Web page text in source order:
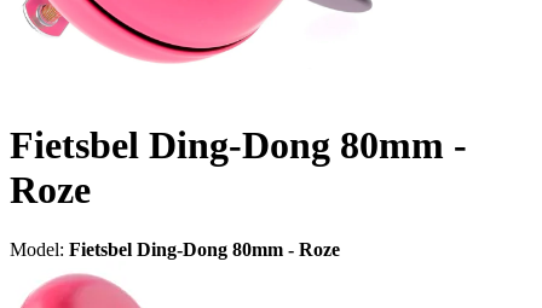
Fietsbel Ding-Dong 80mm -
Roze
Model: Fietsbel Ding-Dong 80mm - Roze